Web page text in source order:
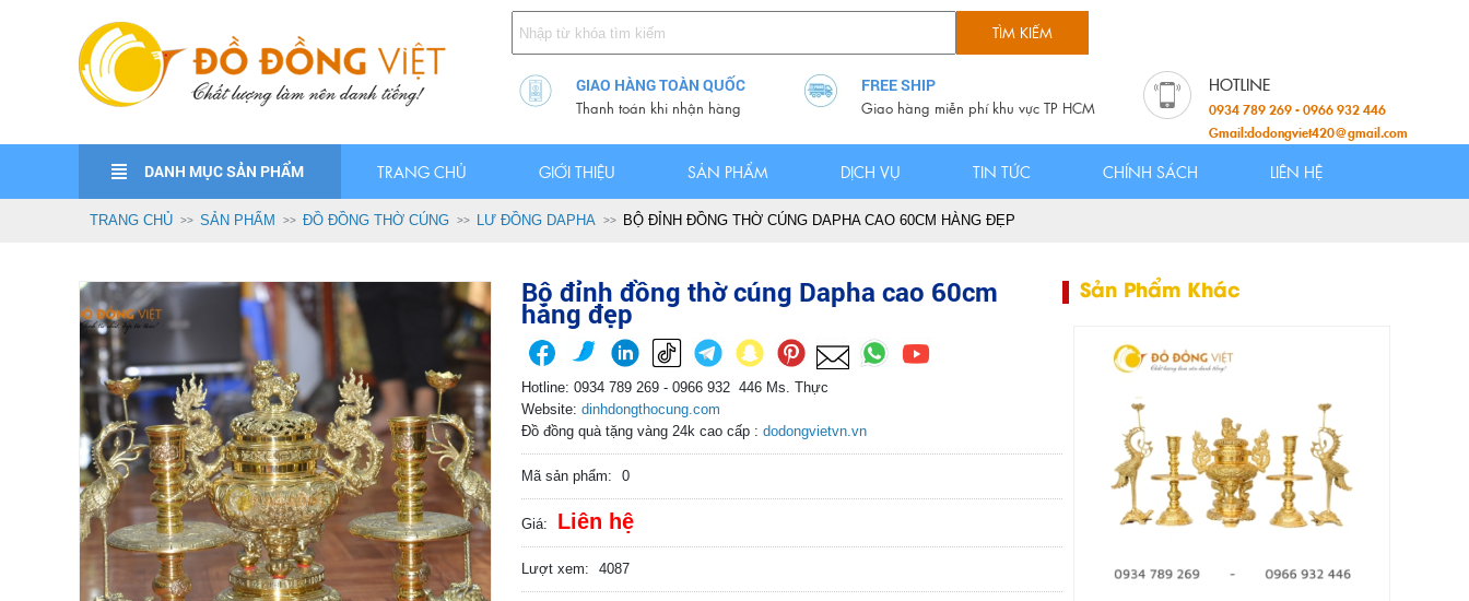
GIAO HÀNG TOÀN QUỐC
Thanh toán khi nhận hàng
FREE SHIP
Giao hàng miễn phí khu vực TP HCM
0934 789 269 - 0966 932 446
Gmail:dodongviet420@gmail.com
DANH MỤC SẢN PHẨM TRANG CHỦ GIỚI THIỆU SẢN PHẨM DỊCH VỤ TIN TỨC CHÍNH SÁCH LIÊN HỆ
TRANG CHỦ SẢN PHẨM ĐỒ ĐỒNG THỜ CÚNG LƯ ĐỒNG DAPHA BỘ ĐỈNH ĐỒNG THỜ CÚNG DAPHA CAO 60CM HÀNG ĐẸP
Bộ đỉnh đồng thờ cúng Dapha cao 60cm
hàng đẹp
Hotline: 0934 789 269 - 0966 932 446 Ms. Thực
Website: dinhdongthocung.com
Đồ đồng quà tặng vàng 24k cao cấp : dodongvietvn.vn
Mã sản phẩm: 0
Giá: Liên hệ
Lượt xem: 4087
Sản Phẩm Khác